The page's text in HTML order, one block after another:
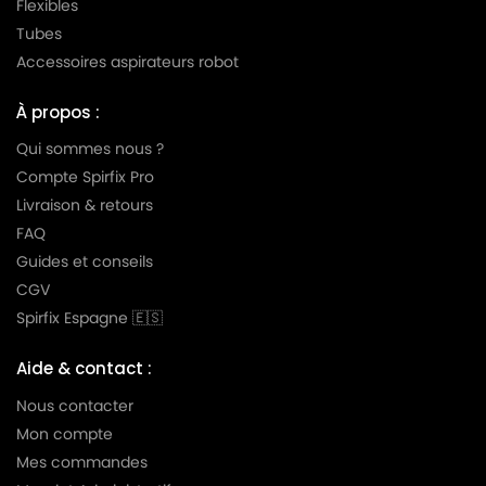
LG-
GOLDSTAR
LG-
GOLDSTAR
LG-GOLDSTAR TURBO V 3300 TD
LG-
GOLDSTAR
LG-
GOLDSTAR
GOLDSTAR
LG-
LG-
Flexibles
Tubes
Accessoires aspirateurs robot
À propos :
Qui sommes nous ?
Compte Spirfix Pro
Livraison & retours
FAQ
Guides et conseils
CGV
Spirfix Espagne 🇪🇸
Aide & contact :
Nous contacter
Mon compte
Mes commandes